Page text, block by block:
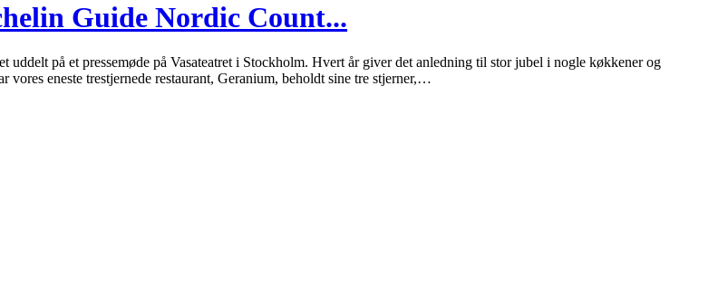
Guide Nordic Count...
på et pressemøde på Vasateatret i Stockholm. Hvert år giver det anledning til stor jubel i nogle køkkener og
eneste trestjernede restaurant, Geranium, beholdt sine tre stjerner,…